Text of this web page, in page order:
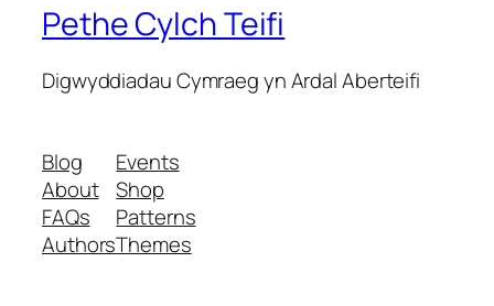
Pethe Cylch Teifi
Digwyddiadau Cymraeg yn Ardal Aberteifi
Blog
About
FAQs
Authors
Events
Shop
Patterns
Themes